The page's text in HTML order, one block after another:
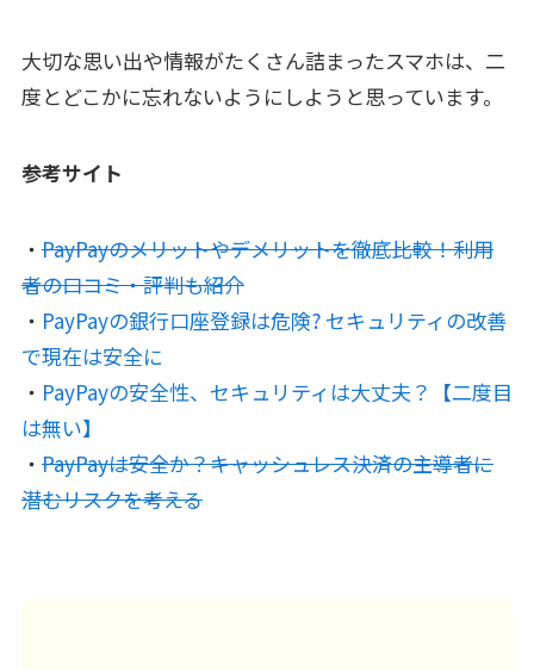
大切な思い出や情報がたくさん詰まったスマホは、二
度とどこかに忘れないようにしようと思っています。
参考サイト
・ PayPayのメリットやデメリットを徹底比較！利用
者の口コミ・評判も紹介
・ PayPayの銀行口座登録は危険? セキュリティの改善
で現在は安全に
・ PayPayの安全性、セキュリティは大丈夫？【二度目
は無い】
・ PayPayは安全か？キャッシュレス決済の主導者に
潜むリスクを考える